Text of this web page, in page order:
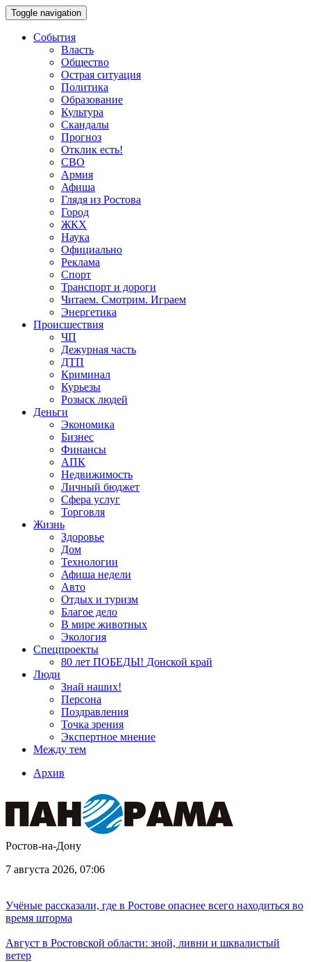
Toggle navigation
События
Власть
Общество
Острая ситуация
Политика
Образование
Культура
Скандалы
Прогноз
Отклик есть!
СВО
Армия
Афиша
Глядя из Ростова
Город
ЖКХ
Наука
Официально
Реклама
Спорт
Транспорт и дороги
Читаем. Смотрим. Играем
Энергетика
Происшествия
ЧП
Дежурная часть
ДТП
Криминал
Курьезы
Розыск людей
Деньги
Экономика
Бизнес
Финансы
АПК
Недвижимость
Личный бюджет
Сфера услуг
Торговля
Жизнь
Здоровье
Дом
Технологии
Афиша недели
Авто
Отдых и туризм
Благое дело
В мире животных
Экология
Спецпроекты
80 лет ПОБЕДЫ! Донской край
Люди
Знай наших!
Персона
Поздравления
Точка зрения
Экспертное мнение
Между тем
Архив
Ростов-на-Дону
7 августа 2026, 07:06
Учёные рассказали, где в Ростове опаснее всего находиться во
время шторма
Август в Ростовской области: зной, ливни и шквалистый
ветер